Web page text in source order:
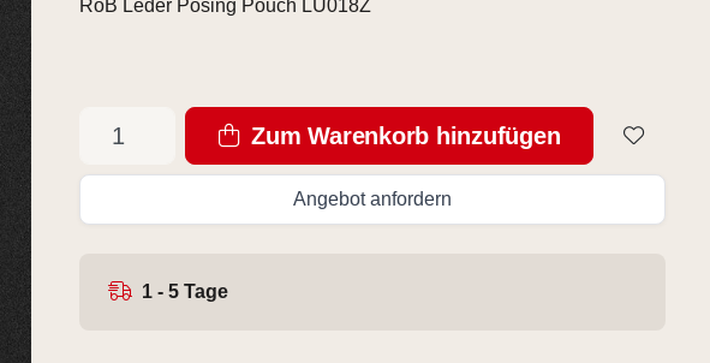
RoB Leder Posing Pouch LU018Z
Zum Warenkorb hinzufügen
Angebot anfordern
1 - 5 Tage